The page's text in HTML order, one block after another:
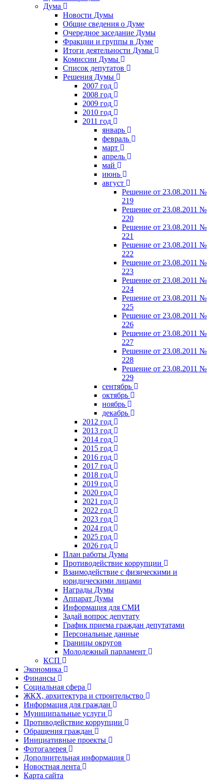
Дума
Новости Думы
Общие сведения о Думе
Очередное заседание Думы
Фракции и группы в Думе
Итоги деятельности Думы
Комиссии Думы
Список депутатов
Решения Думы
2007 год
2008 год
2009 год
2010 год
2011 год
январь
февраль
март
апрель
май
июнь
август
Решение от 23.08.2011 №
219
Решение от 23.08.2011 №
220
Решение от 23.08.2011 №
221
Решение от 23.08.2011 №
222
Решение от 23.08.2011 №
223
Решение от 23.08.2011 №
224
Решение от 23.08.2011 №
225
Решение от 23.08.2011 №
226
Решение от 23.08.2011 №
227
Решение от 23.08.2011 №
228
Решение от 23.08.2011 №
229
сентябрь
октябрь
ноябрь
декабрь
2012 год
2013 год
2014 год
2015 год
2016 год
2017 год
2018 год
2019 год
2020 год
2021 год
2022 год
2023 год
2024 год
2025 год
2026 год
План работы Думы
Противодействие коррупции
Взаимодействие с физическими и
юридическими лицами
Награды Думы
Аппарат Думы
Информация для СМИ
Задай вопрос депутату
График приема граждан депутатами
Персональные данные
Границы округов
Молодежный парламент
КСП
Экономика
Финансы
Социальная сфера
ЖКХ, архитектура и строительство
Информация для граждан
Муниципальные услуги
Противодействие коррупции
Обращения граждан
Инициативные проекты
Фотогалерея
Дополнительная информация
Новостная лента
Карта сайта